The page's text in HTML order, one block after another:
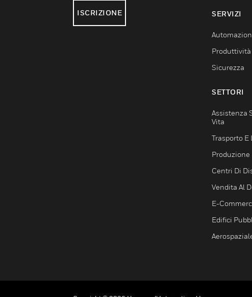
ISCRIZIONE SERVIZI
Produttività
Sicurezza
SETTORI
Assistenza
Vita
Trasporto E
Produzione
Centri Di
Vendita Al
E-
Edifici